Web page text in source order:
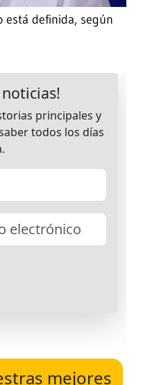
está definida, según
mejores